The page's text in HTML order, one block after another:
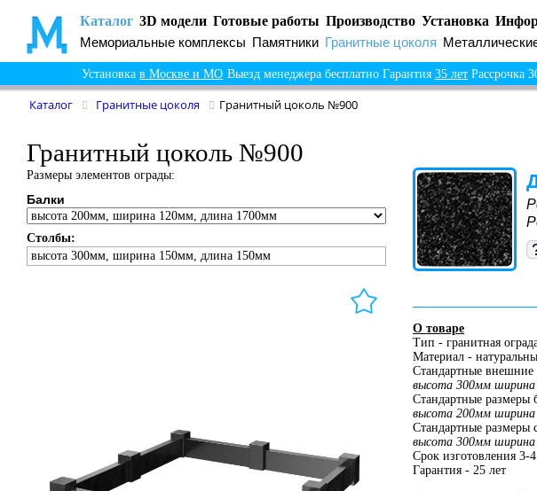
Каталог 3D модели Готовые работы Производство Установка
Мемориальные комплексы Памятники Гранитные цоколя
Установкав Москве и МО Выезд менеджера бесплатно Гарантия 35 лет Рассрочка
Каталог Гранитные цоколя Гранитный цоколь №900
Гранитный цоколь №900
Размеры элементов ограды:
Балки
Столбы:
высота 300мм, ширина 150мм, длина 150мм
О товаре
Тип - гранитная
Материал -
Стандартные внешние
высота 300мм
Стандартные размеры
высота 200мм
Стандартные размеры
высота 300мм
Срок изготовления 3-
Гарантия - 25 лет